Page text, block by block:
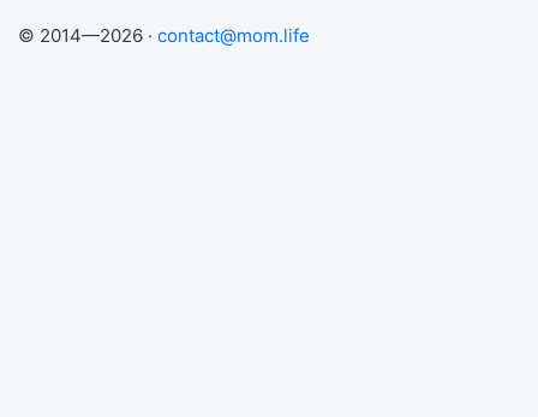
© 2014—2026 · contact@mom.life